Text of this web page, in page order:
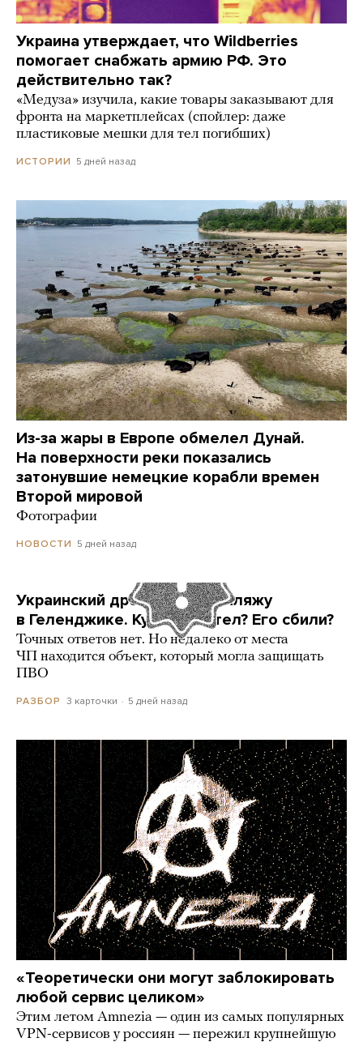
Украина утверждает, что Wildberries
помогает снабжать армию РФ. Это
действительно так?
«Медуза» изучила, какие товары заказывают для
фронта на маркетплейсах (спойлер: даже
пластиковые мешки для тел погибших)
ИСТОРИИ 5 дней назад
Из-за жары в Европе обмелел Дунай.
На поверхности реки показались
затонувшие немецкие корабли времен
Второй мировой
Фотографии
НОВОСТИ 5 дней назад
Украинский дрон попал по пляжу
в Геленджике. Куда он летел? Его сбили?
Точных ответов нет. Но недалеко от места
ЧП находится объект, который могла защищать
ПВО
РАЗБОР 3 карточки 5 дней назад
«Теоретически они могут заблокировать
любой сервис целиком»
Этим летом Amnezia — один из самых популярных
VPN-сервисов у россиян — пережил крупнейшую